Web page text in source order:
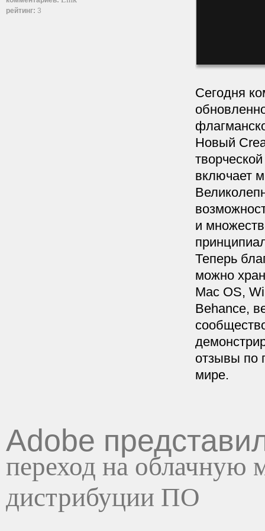
рейтинг: 3
Сегодня
Новый
включает
и
Теперь
можно
Mac OS,
Behance,
отзывы по
мире.
Adobe
переход на облачную
дистрибуции ПО